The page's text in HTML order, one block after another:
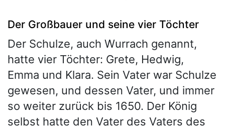
Der Großbauer und seine vier Töchter
Der Schulze, auch Wurrach genannt,
hatte vier Töchter: Grete, Hedwig,
Emma und Klara. Sein Vater war Schulze
gewesen, und dessen Vater, und immer
so weiter zurück bis 1650. Der König
selbst hatte den Vater des Vaters des